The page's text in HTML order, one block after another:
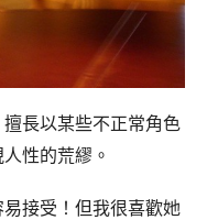
長以某些不正常角色
性的荒繆。
接受！但我很喜歡她